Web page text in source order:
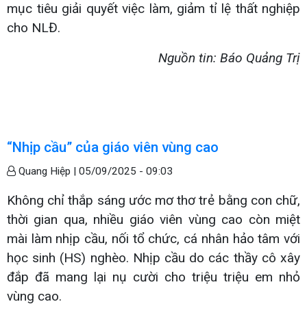
mục tiêu giải quyết việc làm, giảm tỉ lệ thất nghiệp
cho NLĐ.
Nguồn tin: Báo Quảng Trị
“Nhịp cầu” của giáo viên vùng cao
Quang Hiệp | 05/09/2025 - 09:03
Không chỉ thắp sáng ước mơ thơ trẻ bằng con chữ,
thời gian qua, nhiều giáo viên vùng cao còn miệt
mài làm nhịp cầu, nối tổ chức, cá nhân hảo tâm với
học sinh (HS) nghèo. Nhịp cầu do các thầy cô xây
đắp đã mang lại nụ cười cho triệu triệu em nhỏ
vùng cao.